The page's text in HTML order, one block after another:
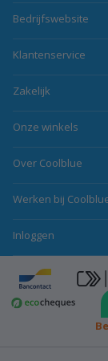
Bedrijfswebsite
Klantenservice
Zakelijk
Onze winkels
Over Coolblue
Werken bij
Inloggen
Bancontact